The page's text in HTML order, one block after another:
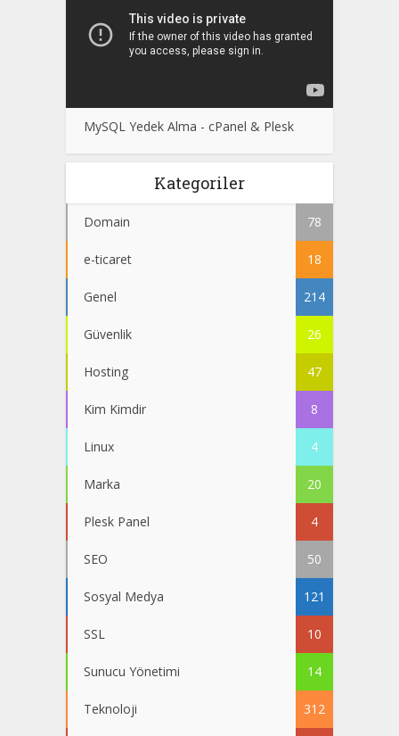
MySQL Yedek Alma - cPanel & Plesk
Kategoriler
Domain 78
e-ticaret 18
Genel 214
Güvenlik 26
Hosting 47
Kim Kimdir 8
Linux 4
Marka 20
Plesk Panel 4
SEO 50
Sosyal Medya 121
SSL 10
Sunucu Yönetimi 14
Teknoloji 312